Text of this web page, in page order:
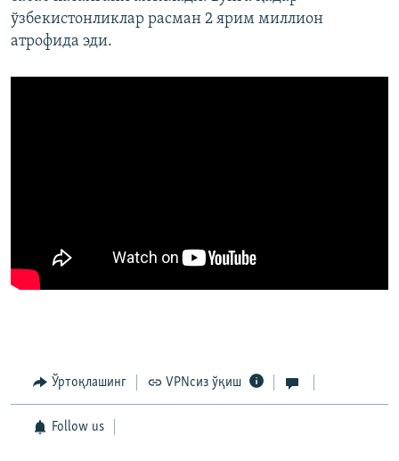
ўзбекистонликлар расман 2 ярим миллион
атрофида эди.
Ўртоқлашинг VPNсиз ўқиш
Follow us